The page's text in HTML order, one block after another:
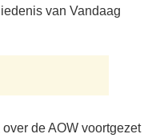
van Vandaag
de AOW voortgezet